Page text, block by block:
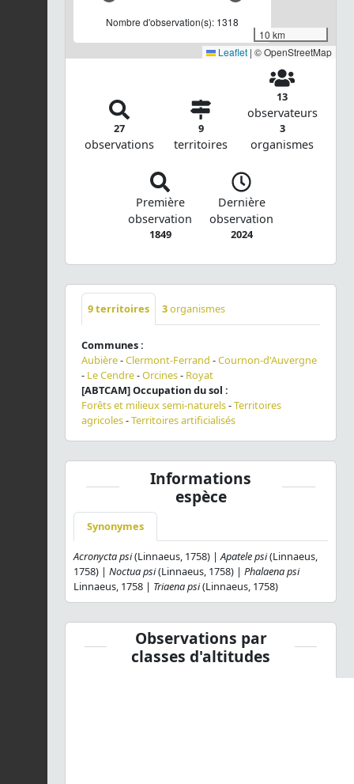
Nombre d'observation(s): 1318
10 km
Leaflet | © OpenStreetMap
27
observations
9
territoires
13
observateurs
3
organismes
Première
observation
1849
Dernière
observation
2024
9territoires 3organismes
Communes :
Aubière-Clermont-Ferrand -Cournon-d'Auvergne
- Le Cendre-Orcines- Royat
[ABTCAM] Occupation du sol :
Forêts et milieux semi-naturels-Territoires
agricoles-Territoires artificialisés
Informations
espèce
Synonymes
Acronycta psi(Linnaeus, 1758) |Apatele psi(Linnaeus,
1758) | Noctua psi(Linnaeus, 1758) | Phalaena psi
Linnaeus, 1758 | Triaena psi(Linnaeus, 1758)
Observations par
classes d'altitudes